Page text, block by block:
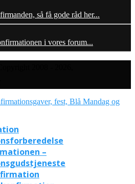
så få gode råd her...
i vores forum...
–